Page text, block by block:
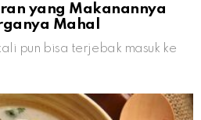
yang Makanannya
Mahal
pun bisa terjebak masuk ke